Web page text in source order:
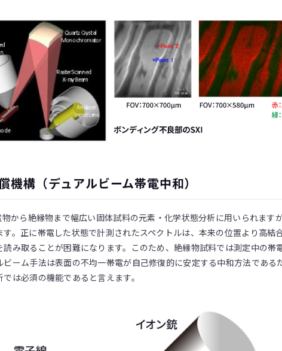
機構（デュアルビーム帯電中和）
物から絶縁物まで幅広い固体試料の元素・化学状態分析に用いられま
す。正に帯電した状態で計測されたスペクトルは、本来の位置より高
読み取ることが困難になります。このため、絶縁物試料では測定中の
ビーム手法は表面の不均一帯電が自己修復的に安定する中和方法であ
は必須の機能であると言えます。